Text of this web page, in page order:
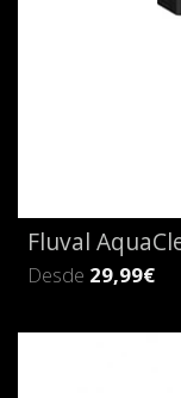
Fluval
Desde 29,99€